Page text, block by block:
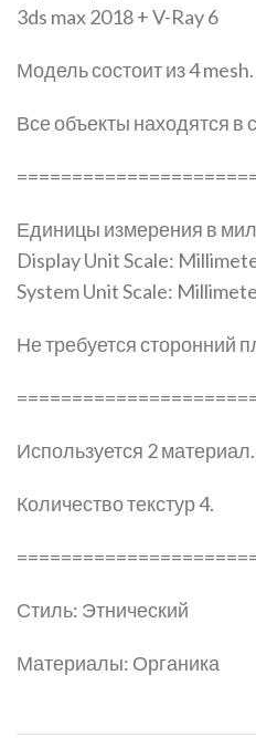
3ds max 2018 + V-Ray 6
Модель состоит из 4 mesh.
Все объекты находятся в
Единицы измерения в
Display Unit Scale:
System Unit Scale:
Не требуется сторонний
Используется 2 материал.
Количество текстур 4.
Стиль: Этнический
Материалы: Органика